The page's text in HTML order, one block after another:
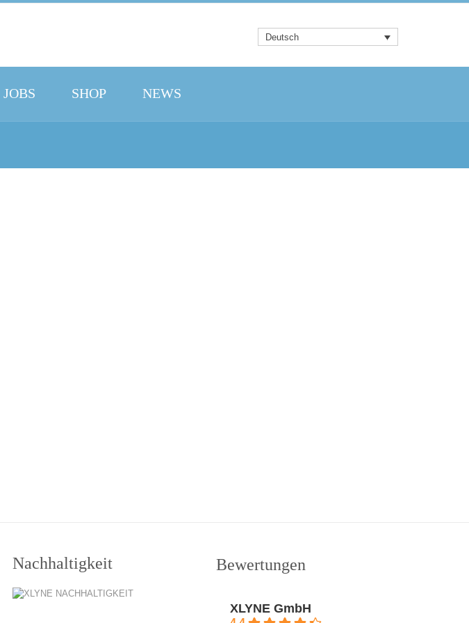
Deutsch
JOBS SHOP NEWS
Nachhaltigkeit Bewertungen
XLYNE GmbH